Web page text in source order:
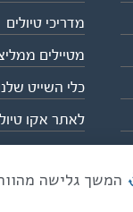
מדריכי טיולים
מטיילים
כלי השייט
לאתר אקו
|
המשך גלישה